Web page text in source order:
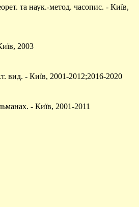
та наук.-метод. часопис. - Київ,
2003
вид. - Київ, 2001-2012;2016-2020
- Київ, 2001-2011